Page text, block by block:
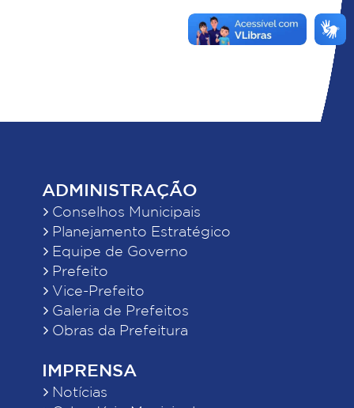
ADMINISTRAÇÃO
Conselhos Municipais
Planejamento Estratégico
Equipe de Governo
Prefeito
Vice-Prefeito
Galeria de Prefeitos
Obras da Prefeitura
IMPRENSA
Notícias